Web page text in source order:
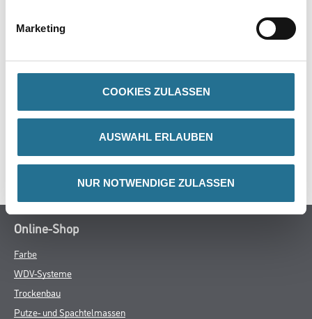
Marketing
COOKIES ZULASSEN
AUSWAHL ERLAUBEN
NUR NOTWENDIGE ZULASSEN
- Stabile Ausführung
GEFAHRENHINWEISE
SPEZIFIKATIONEN
Online-Shop
Farbe
WDV-Systeme
Trockenbau
Putze- und Spachtelmassen